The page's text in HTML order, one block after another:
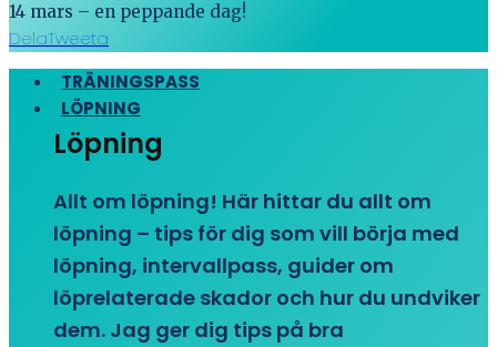
14 mars – en peppande dag!
DelaTweeta
TRÄNINGSPASS
LÖPNING
Löpning
Allt om löpning! Här hittar du allt om
löpning – tips för dig som vill börja med
löpning, intervallpass, guider om
löprelaterade skador och hur du undviker
dem. Jag ger dig tips på bra